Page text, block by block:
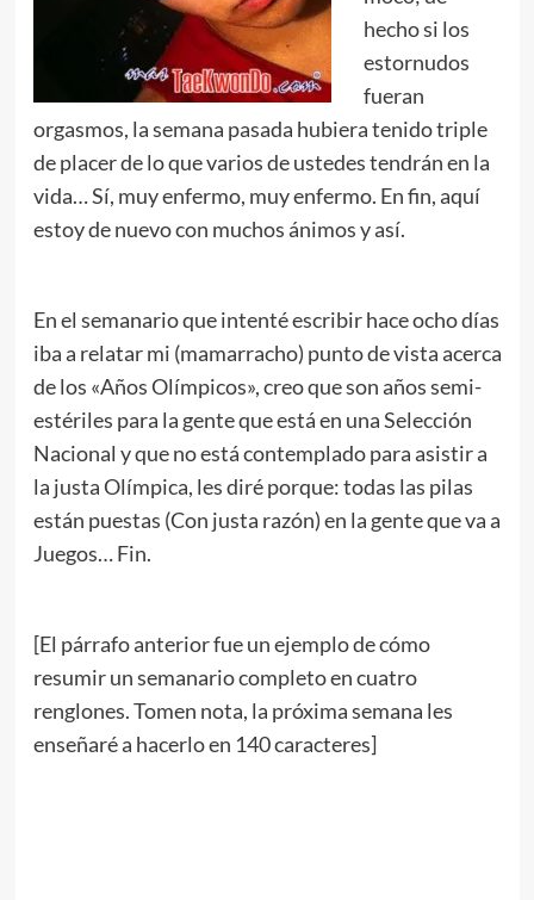
hecho si los
estornudos
fueran
orgasmos, la semana pasada hubiera tenido triple
de placer de lo que varios de ustedes tendrán en la
vida… Sí, muy enfermo, muy enfermo. En fin, aquí
estoy de nuevo con muchos ánimos y así.
En el semanario que intenté escribir hace ocho días
iba a relatar mi (mamarracho) punto de vista acerca
de los «Años Olímpicos», creo que son años semi-
estériles para la gente que está en una Selección
Nacional y que no está contemplado para asistir a
la justa Olímpica, les diré porque: todas las pilas
están puestas (Con justa razón) en la gente que va a
Juegos… Fin.
[El párrafo anterior fue un ejemplo de cómo
resumir un semanario completo en cuatro
renglones. Tomen nota, la próxima semana les
enseñaré a hacerlo en 140 caracteres]